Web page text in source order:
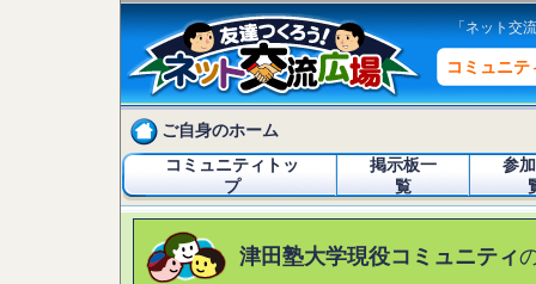
「ネット交
コミュニテ
ご自身のホーム
コミュニティトッ
プ
掲示板一
覧
参
津田塾大学現役コミュニティ